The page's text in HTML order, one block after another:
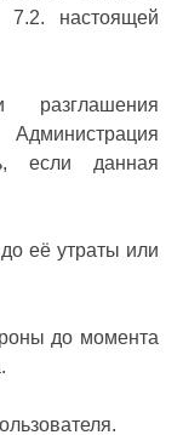
настоящей
если данная
её утраты или
до момента